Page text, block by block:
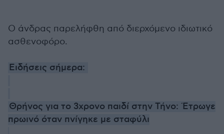
Ο άνδρας παρελήφθη από διερχόμενο ιδιωτικό
ασθενοφόρο.
Ειδήσεις σήμερα:
Θρήνος για το 3χρονο παιδί στην Τήνο: Έτρωγε
πρωινό όταν πνίγηκε με σταφύλι